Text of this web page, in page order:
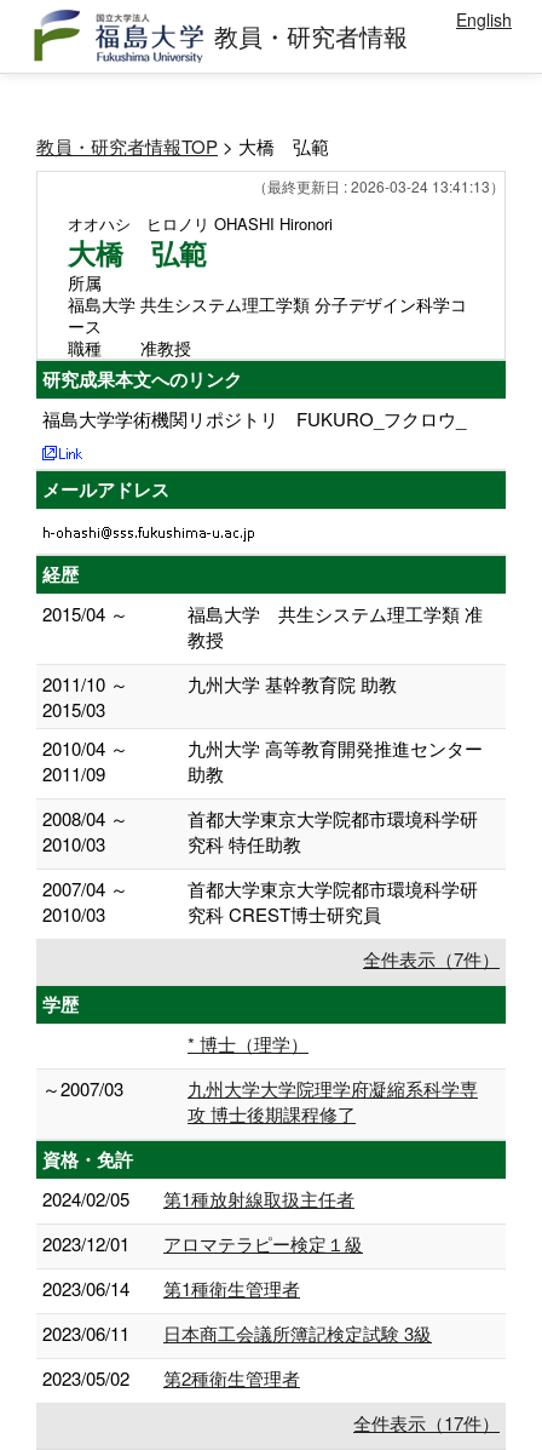
教員・研究者情報 English
教員・研究者情報TOP > 大橋 弘範
（最終更新日 : 2026-03-24 13:41:13）
オオハシ ヒロノリ OHASHI Hironori
大橋 弘範
所属
福島大学 共生システム理工学類 分子デザイン科学コ
ース
職種
准教授
研究成果本文へのリンク
福島大学学術機関リポジトリ FUKURO_フクロウ_
メールアドレス
経歴
2015/04 ～
福島大学 共生システム理工学類 准
教授
2011/10 ～
2015/03
九州大学 基幹教育院 助教
2010/04 ～
2011/09
九州大学 高等教育開発推進センター
助教
2008/04 ～
2010/03
首都大学東京大学院都市環境科学研
究科 特任助教
2007/04 ～
2010/03
首都大学東京大学院都市環境科学研
究科 CREST博士研究員
全件表示（7件）
学歴
* 博士（理学）
～2007/03
九州大学大学院理学府凝縮系科学専
攻 博士後期課程修了
資格・免許
2024/02/05
第1種放射線取扱主任者
2023/12/01
アロマテラピー検定１級
2023/06/14
第1種衛生管理者
2023/06/11
日本商工会議所簿記検定試験 3級
2023/05/02
第2種衛生管理者
全件表示（17件）